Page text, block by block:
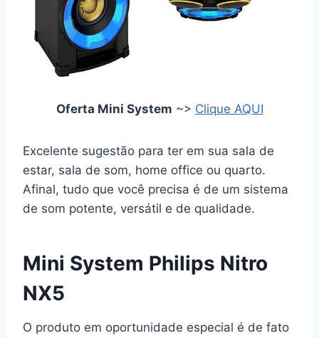
Oferta Mini System ~> Clique AQUI
Excelente sugestão para ter em sua sala de
estar, sala de som, home office ou quarto.
Afinal, tudo que você precisa é de um sistema
de som potente, versátil e de qualidade.
Mini System Philips Nitro
NX5
O produto em oportunidade especial é de fato